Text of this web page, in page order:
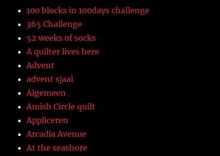
100 blocks in 100days challenge
365 Challenge
52 weeks of socks
A quilter lives here
Advent
advent sjaal
Algemeen
Amish Circle quilt
Appliceren
Arcadia Avenue
At the seashore